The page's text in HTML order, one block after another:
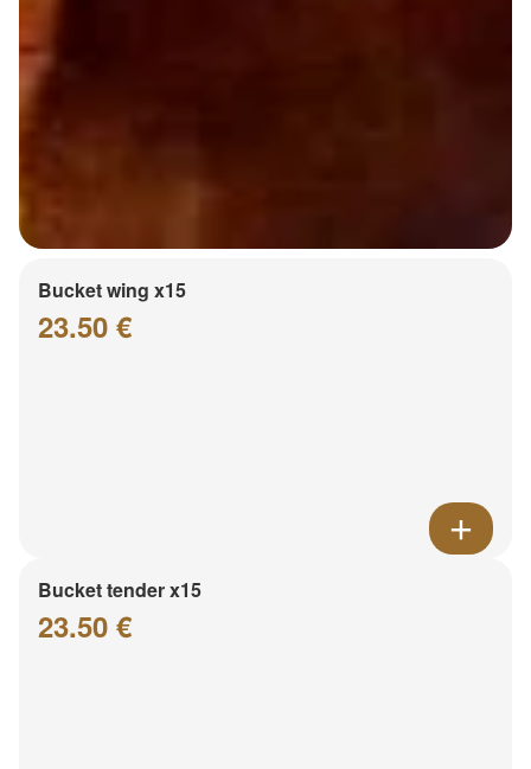
Bucket wing x15
23.50 €
Bucket tender x15
23.50 €